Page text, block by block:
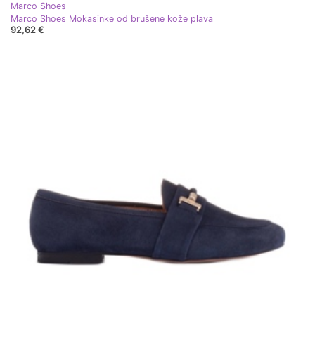
Marco Shoes
Marco Shoes Mokasinke od brušene kože plava
92,62 €